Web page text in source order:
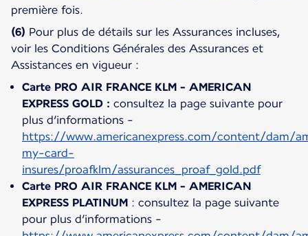
première fois.
(6) Pour plus de détails sur les Assurances incluses,
voir les Conditions Générales des Assurances et
Assistances en vigueur :
Carte PRO AIR FRANCE KLM - AMERICAN
EXPRESS GOLD : consultez la page suivante pour
plus d’informations -
https://www.americanexpress.com/content/dam/
my-card-
insures/proafklm/assurances_proaf_gold.pdf
Carte PRO AIR FRANCE KLM - AMERICAN
EXPRESS PLATINUM : consultez la page suivante
pour plus d’informations -